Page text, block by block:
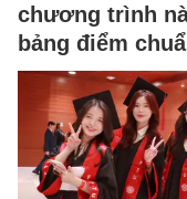
chương trình
bảng điểm